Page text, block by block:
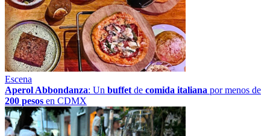
Escena
Aperol Abbondanza: Un buffet de comida italiana por menos de
200 pesos en CDMX